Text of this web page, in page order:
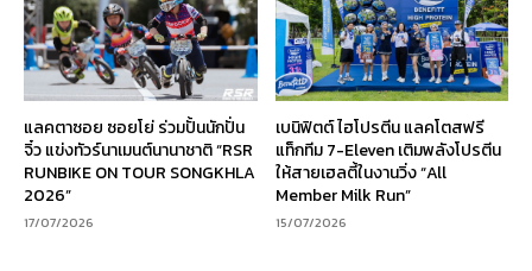
แลคตาซอย ซอยโย่ ร่วมปั้นนักปั่น
จิ๋ว แข่งทัวร์นาเมนต์นานาชาติ “RSR
RUNBIKE ON TOUR SONGKHLA
2026”
17/07/2026
เบนิฟิตต์ ไฮโปรตีน แลคโตสฟรี
แท็กทีม 7-Eleven เติมพลังโปรตีน
ให้สายเฮลตี้ในงานวิ่ง “All
Member Milk Run”
15/07/2026